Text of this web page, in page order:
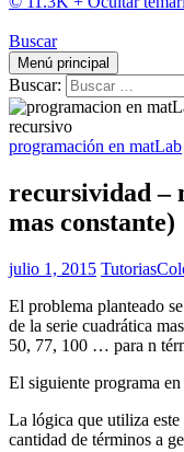
Buscar
Menú principal
Buscar:
programación en matLab
recursividad –
mas constante)
julio 1, 2015
El problema planteado
de la serie cuadrática
50, 77, 100 … para n
El siguiente programa
La lógica que utiliza este
cantidad de términos a